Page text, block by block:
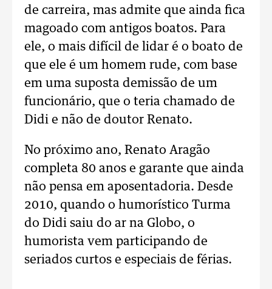
de carreira, mas admite que ainda fica
magoado com antigos boatos. Para
ele, o mais difícil de lidar é o boato de
que ele é um homem rude, com base
em uma suposta demissão de um
funcionário, que o teria chamado de
Didi e não de doutor Renato.
No próximo ano, Renato Aragão
completa 80 anos e garante que ainda
não pensa em aposentadoria. Desde
2010, quando o humorístico Turma
do Didi saiu do ar na Globo, o
humorista vem participando de
seriados curtos e especiais de férias.